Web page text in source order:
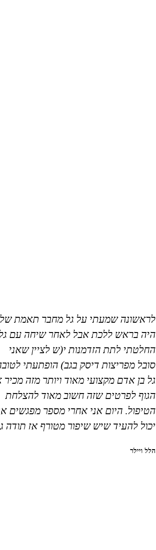
לראשונה שמעתי על גל מחבר תאמת
היה בראש ללכת אבל לאחר שיחה עם
החלטתי לתת הזדמנות י(ש לציין שאני
סובל מפריצות דיסק בגב) הופתעתי
גל בן אדם מקצועי מאוד ויותר מזה
הגוף לפרטים שזה חשוב מאוד להצלחת
הטיפול. היום אני אחרי מספר מפגשים
יכול להעיד שיש שיפור מטורף אז תודה
הלל ויילר